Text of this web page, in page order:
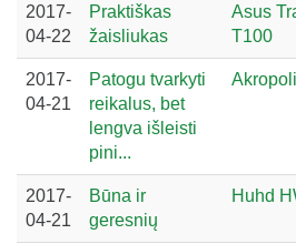
2017-
04-22
Praktiškas
žaisliukas
Asus
T100
2017-
04-21
Patogu tvarkyti
reikalus, bet
lengva išleisti
pini...
2017-
04-21
Būna ir
geresnių
Huhd